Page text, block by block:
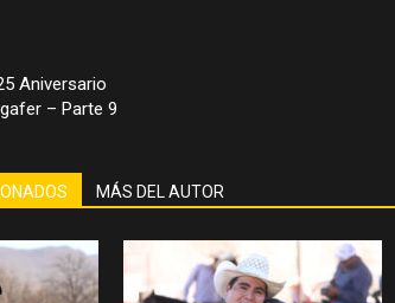
Aniversario
– Parte 9
MÁS DEL AUTOR